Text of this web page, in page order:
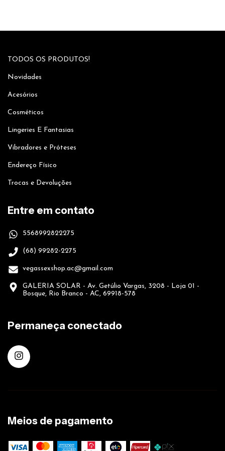
TODOS OS PRODUTOS!
Novidades
Acesórios
Cosméticos
Lingeries E Fantasias
Vibradores e Próteses
Endereço Físico
Trocas e Devoluções
Entre em contato
5568992822275
(68) 99282-2275
vegassexshop.ac@gmail.com
GALERIA SOLAR - Av. Getúlio Vargas, 3208 - Loja 01 -
Bosque, Rio Branco - AC, 69918-578
Permaneça conectado
Meios de pagamento